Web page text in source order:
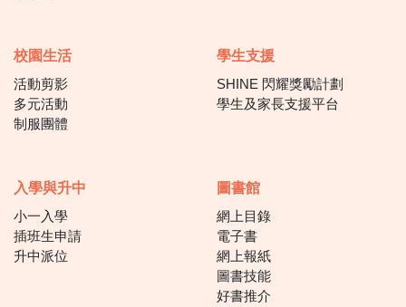
校園生活
活動剪影
多元活動
制服團體
學生支援
SHINE 閃耀獎勵計劃
學生及家長支援平台
入學與升中
小一入學
插班生申請
升中派位
圖書館
網上目錄
電子書
網上報紙
圖書技能
好書推介